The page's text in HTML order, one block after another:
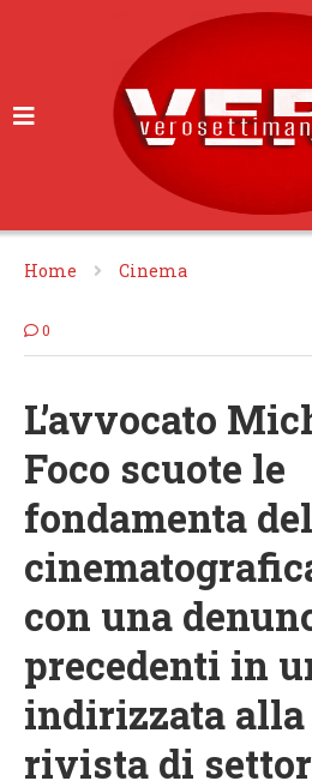
Home Cinema
0
L’avvocato
Foco scuote le
fondamenta
con una
precedenti in
indirizzata
rivista di